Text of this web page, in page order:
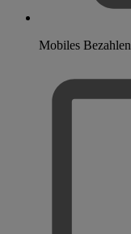
Mobiles Bezahlen